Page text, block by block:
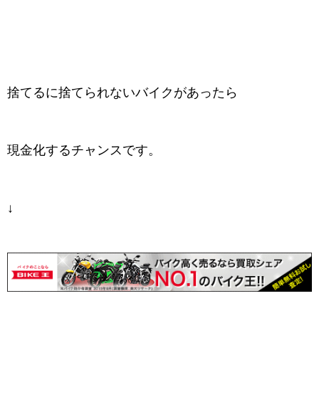
捨てるに捨てられないバイクがあったら
現金化するチャンスです。
↓